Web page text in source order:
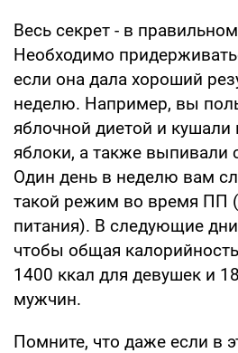
Весь секрет - в
Необходимо
если она дала хороший
неделю. Например, вы
яблочной диетой и
яблоки, а также выпивали
Один день в неделю вам
такой режим во время ПП
питания). В следующие
чтобы общая
1400 ккал для девушек и
мужчин.
Помните, что даже если в